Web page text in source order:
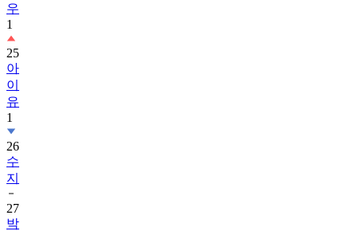
우
1
25
아
이
유
1
26
수
지
27
박